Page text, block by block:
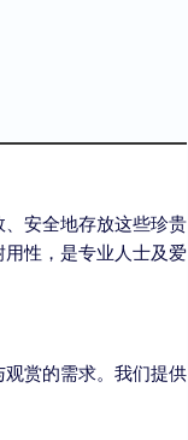
安全地存放这些珍贵
性，是专业人士及爱
赏的需求。我们提供